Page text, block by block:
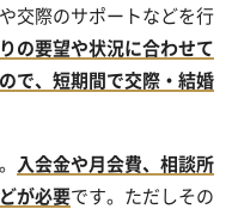
交際のサポートなどを行
の要望や状況に合わせて
で、短期間で交際・結婚
入会金や月会費、相談所
が必要です。ただしその